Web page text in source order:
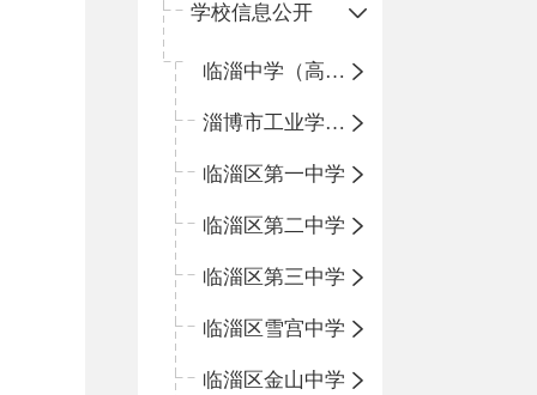
学校信息公开
临淄中学（高中）
淄博市工业学校（中职学校）
临淄区第一中学
临淄区第二中学
临淄区第三中学
临淄区雪宫中学
临淄区金山中学